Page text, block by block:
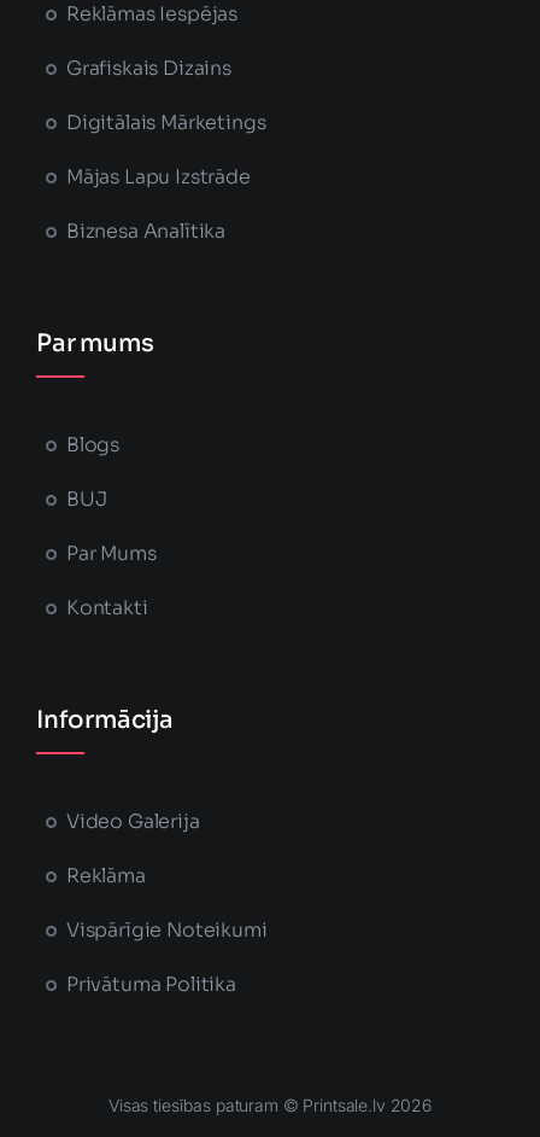
Reklāmas Iespējas
Grafiskais Dizains
Digitālais Mārketings
Mājas Lapu Izstrāde
Biznesa Analītika
Par mums
Blogs
BUJ
Par Mums
Kontakti
Informācija
Video Galerija
Reklāma
Vispārīgie Noteikumi
Privātuma Politika
Visas tiesības paturam © Printsale.lv 2026